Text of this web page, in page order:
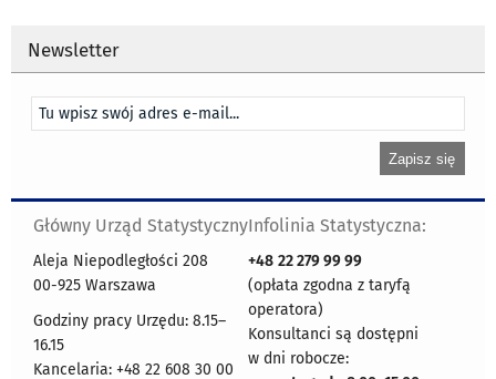
Newsletter
Główny Urząd Statystyczny
Aleja Niepodległości 208
00-925 Warszawa
Godziny pracy Urzędu: 8.15–
16.15
Kancelaria: +48 22 608 30 00
Infolinia Statystyczna:
+48 22 279 99 99
(opłata zgodna z taryfą
operatora)
Konsultanci są dostępni
w dni robocze: